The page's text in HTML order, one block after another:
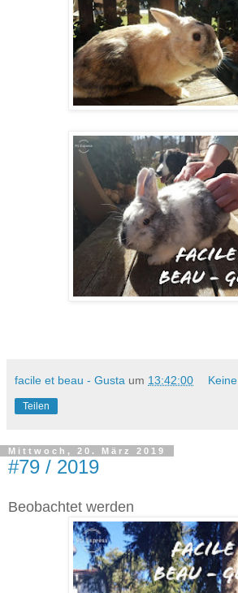
facile et beau - Gusta um 13:42:00
Teilen
Mittwoch, 20. März 2019
#79 / 2019
Beobachtet werden